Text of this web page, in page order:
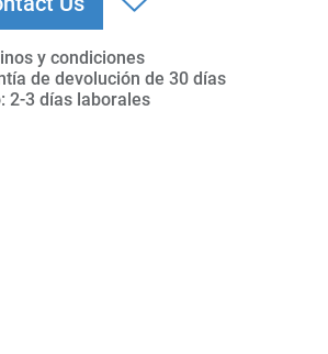
y condiciones
de devolución de 30 días
2-3 días laborales